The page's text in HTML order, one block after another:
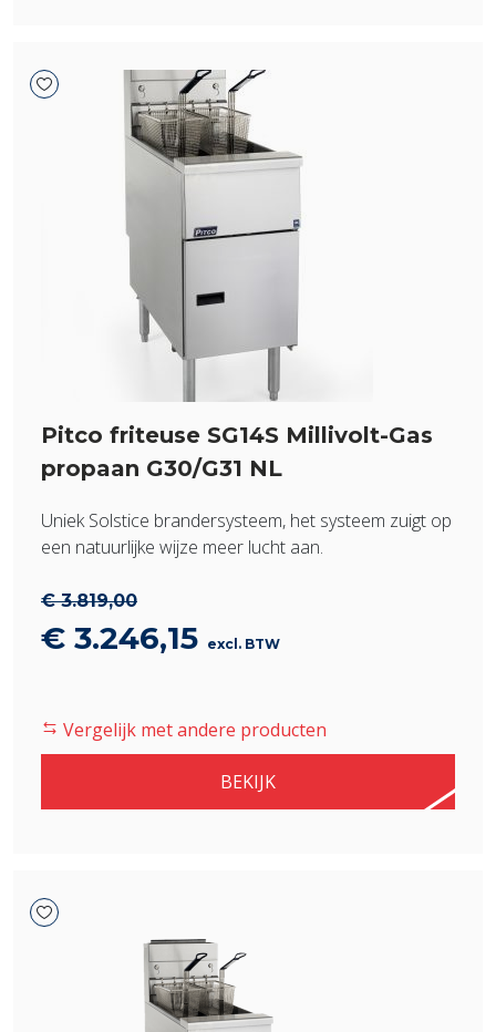
Pitco friteuse SG14S Millivolt-Gas
propaan G30/G31 NL
Uniek Solstice brandersysteem, het systeem zuigt op
een natuurlijke wijze meer lucht aan.
€3.819,00
Oorspronkelijke
was:
€ 3.246,15Huidige
is:
€ 3.246,15.
excl. BTW
Vergelijk met andere producten
BEKIJK